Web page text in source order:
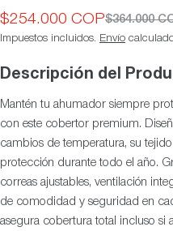
Precio
de
$254.000 COP
Precio
habitual
$364.000
Impuestos incluidos. Envío
Descripción del
Mantén tu ahumador siempre
con este cobertor premium.
cambios de temperatura, su
protección durante todo el año.
correas ajustables, ventilación
de comodidad y seguridad en
asegura cobertura total incluso